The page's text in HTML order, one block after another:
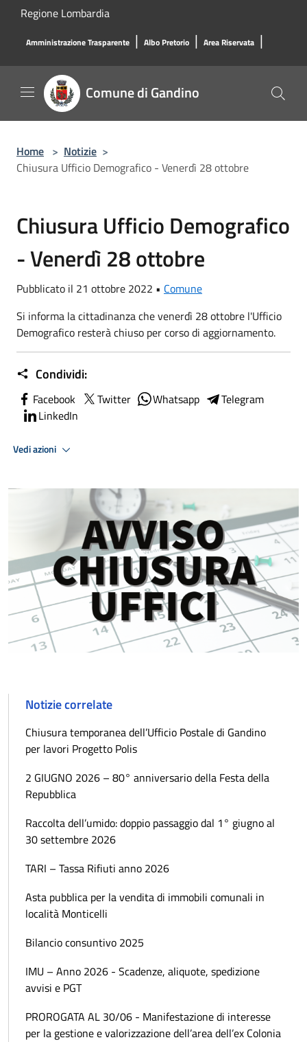
Salta al contenuto principale
Regione Lombardia
Amministrazione Trasparente | Albo Pretorio | Area Riservata |
Comune di Gandino
Home > Notizie >
Chiusura Ufficio Demografico - Venerdì 28 ottobre
Chiusura Ufficio Demografico
- Venerdì 28 ottobre
Pubblicato il 21 ottobre 2022 • Comune
Si informa la cittadinanza che venerdì 28 ottobre l'Ufficio
Demografico resterà chiuso per corso di aggiornamento.
Condividi:
Facebook Twitter Whatsapp
Telegram
LinkedIn
Vedi azioni
Notizie correlate
Chiusura temporanea dell’Ufficio Postale di Gandino
per lavori Progetto Polis
2 GIUGNO 2026 – 80° anniversario della Festa della
Repubblica
Raccolta dell’umido: doppio passaggio dal 1° giugno al
30 settembre 2026
TARI – Tassa Rifiuti anno 2026
Asta pubblica per la vendita di immobili comunali in
località Monticelli
Bilancio consuntivo 2025
IMU – Anno 2026 - Scadenze, aliquote, spedizione
avvisi e PGT
PROROGATA AL 30/06 - Manifestazione di interesse
per la gestione e valorizzazione dell’area dell’ex Colonia